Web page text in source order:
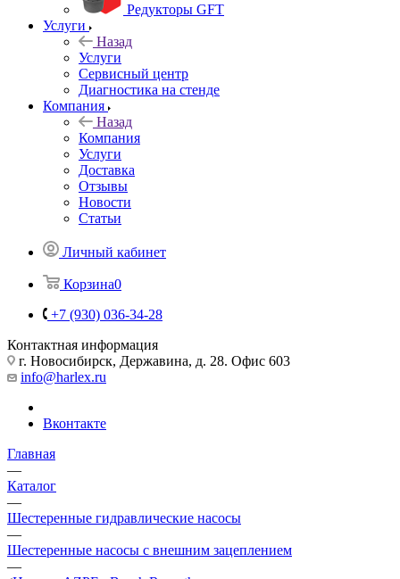
Редукторы GFT
Услуги
Назад
Услуги
Сервисный центр
Диагностика на стенде
Компания
Назад
Компания
Услуги
Доставка
Отзывы
Новости
Статьи
Личный кабинет
Корзина0
+7 (930) 036-34-28
Контактная информация
г. Новосибирск, Державина, д. 28. Офис 603
info@harlex.ru
Вконтакте
Главная
—
Каталог
—
Шестеренные гидравлические насосы
—
Шестеренные насосы с внешним зацеплением
—